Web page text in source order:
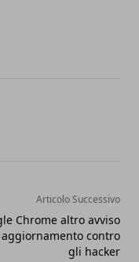
Articolo Successivo
Chrome altro avviso
contro
gli hacker